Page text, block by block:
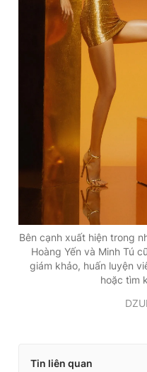
Bên cạnh xuất hiện trong
Hoàng Yến và Minh Tú
giám khảo, huấn luyện
hoặc tìm
Tin liên quan